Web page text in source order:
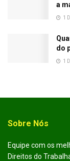
a
1
do
1
Sobre Nós
Equipe com os
Direitos do